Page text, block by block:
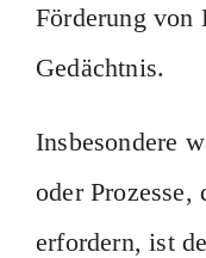
Förderung von
Gedächtnis.
Insbesondere
oder Prozesse,
erfordern, ist